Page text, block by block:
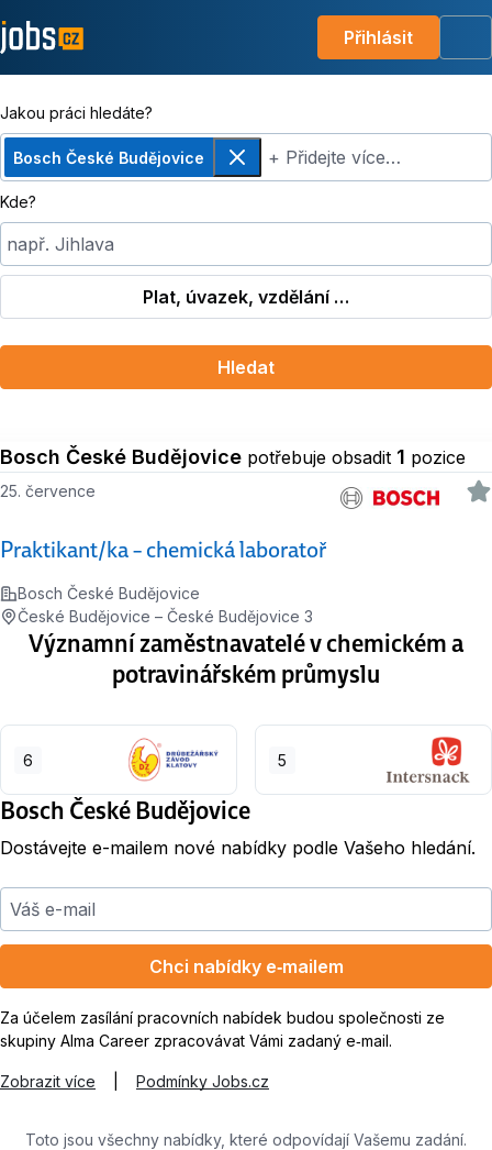
Přihlásit
Jakou práci hledáte?
Bosch České Budějovice
Odebrat+ Přidejte více…
Kde?
např. Jihlava
Plat, úvazek, vzdělání …
Hledat
Bosch České Budějovice potřebuje obsadit 1 pozice
Praktikant/ka – chemická laboratoř
25. července
Bosch České Budějovice
České Budějovice – České Budějovice 3
Významní zaměstnavatelé v chemickém a
potravinářském průmyslu
6 5
Bosch České Budějovice
Dostávejte e-mailem nové nabídky podle Vašeho hledání.
Váš e-mail
Chci nabídky e‑mailem
Za účelem zasílání pracovních nabídek budou společnosti ze
skupiny Alma Career zpracovávat Vámi zadaný e‑mail.
Zobrazit více Podmínky Jobs.cz
Toto jsou všechny nabídky, které odpovídají Vašemu zadání.